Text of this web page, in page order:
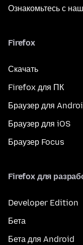
Ознакомьтесь с
Firefox
Скачать
Firefox для ПК
Браузер для
Браузер для iOS
Браузер Focus
Firefox для
Developer Edition
Бета
Бета для Android